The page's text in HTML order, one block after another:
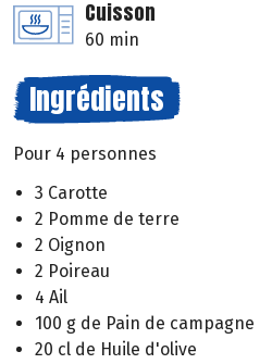
Cuisson
60 min
Ingrédients
Pour 4 personnes
3 Carotte
2 Pomme de terre
2 Oignon
2 Poireau
4 Ail
100 g de Pain de campagne
20 cl de Huile d'olive